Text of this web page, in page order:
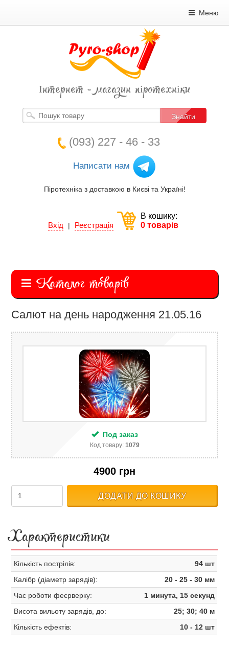
Меню
Інтернет - магазин піротехніки
Знайти
(093) 227 - 46 - 33
Написати нам
Піротехніка з доставкою в Києві та Україні!
Вхід | Реєстрація
В кошику:
0 товарів
Каталог товарів
Салют на день народження 21.05.16
Под заказ
Код товару: 1079
4900 грн
ДОДАТИ ДО КОШИКУ
Характеристики
Кількість пострілів:
94 шт
Калібр (діаметр зарядів):
20 - 25 - 30 мм
Час роботи феєрверку:
1 минута, 15 секунд
Висота вильоту зарядів, до:
25; 30; 40 м
Кількість ефектів:
10 - 12 шт